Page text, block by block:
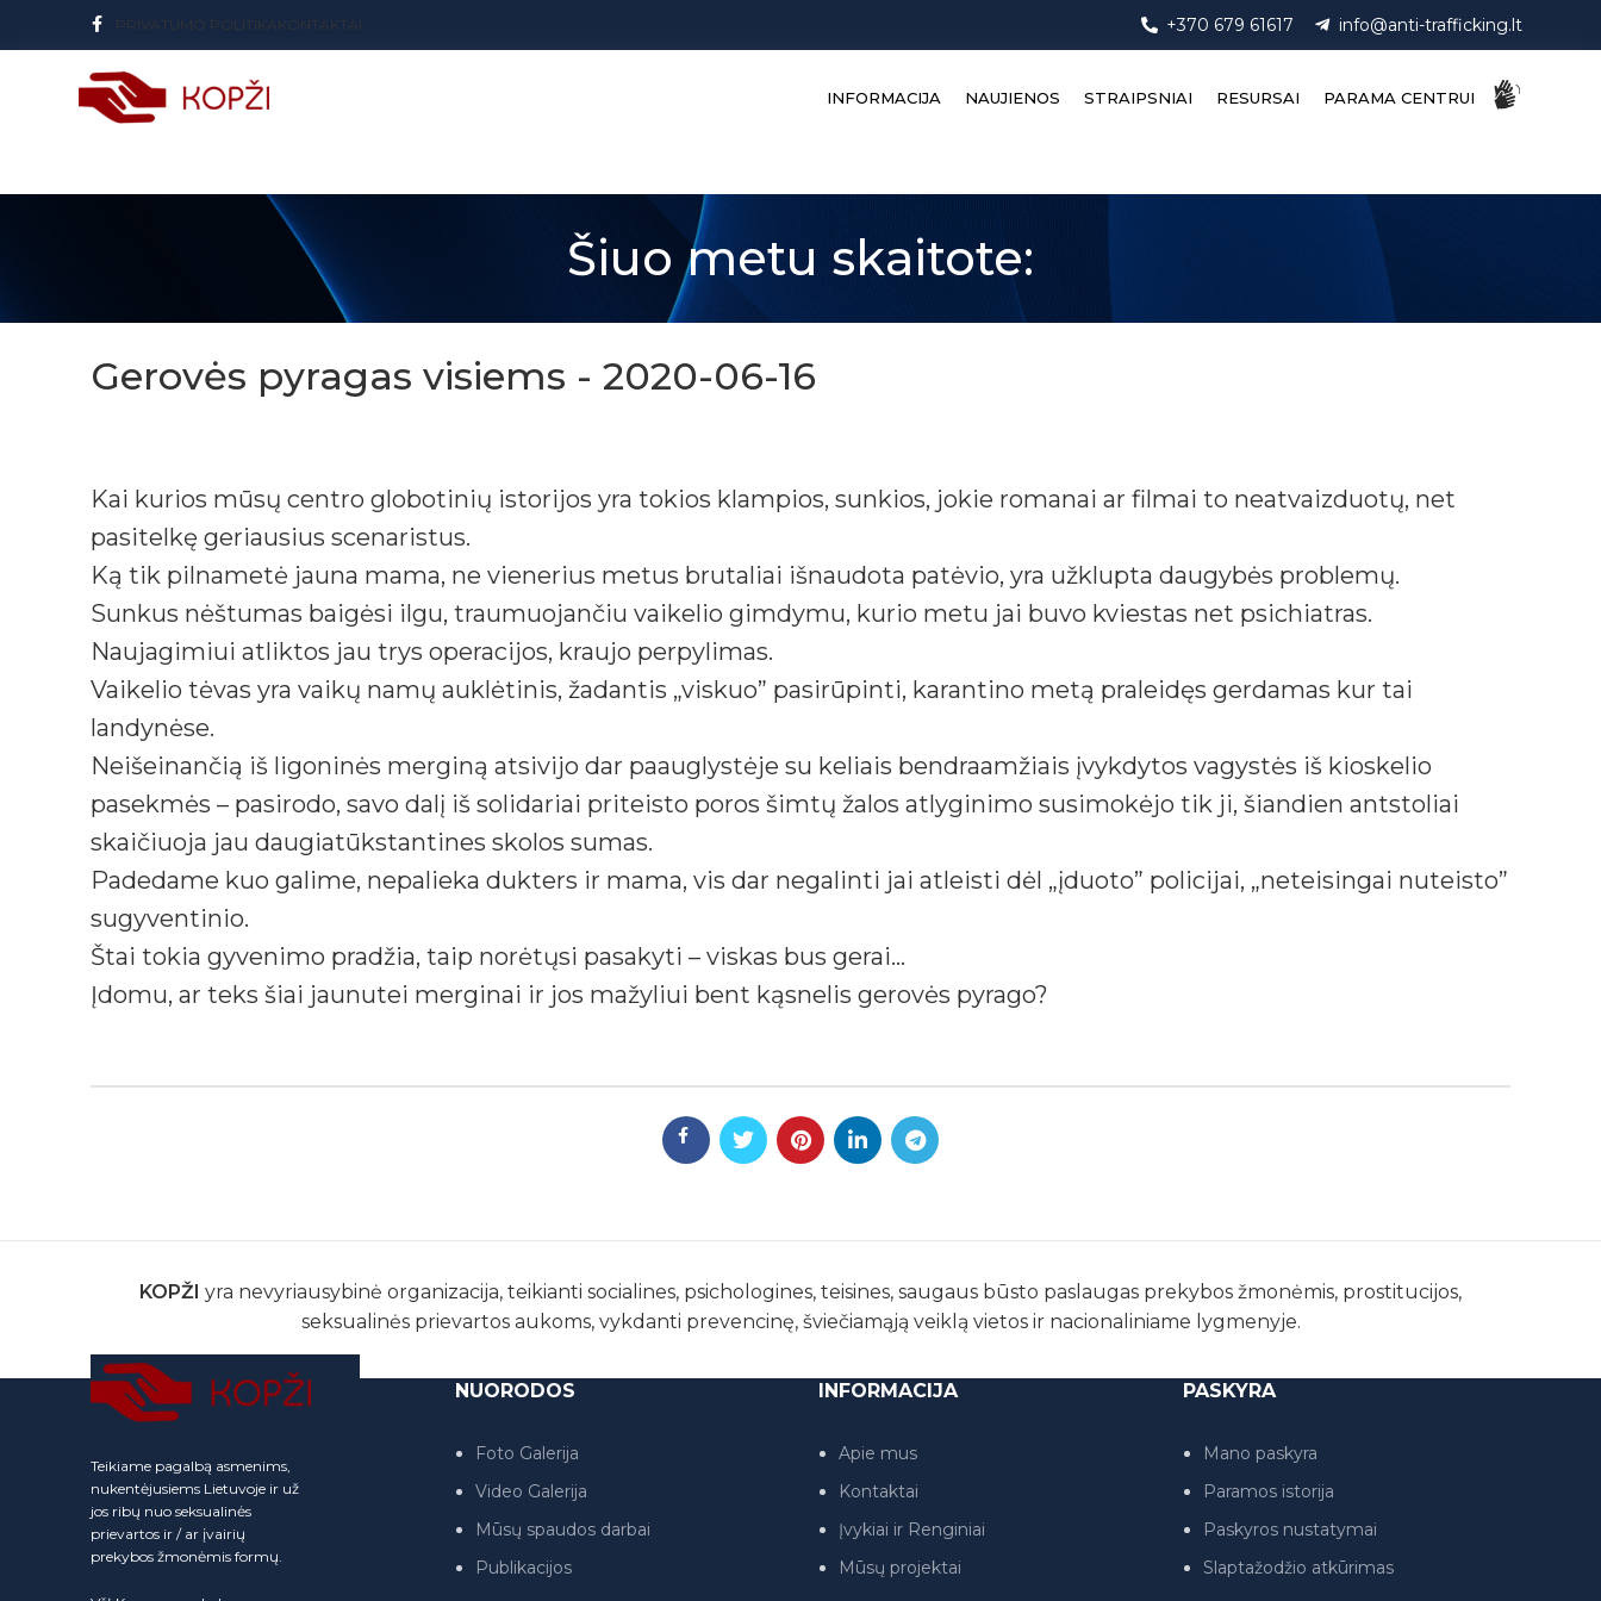
PRIVATUMO POLITIKA KONTAKTAI +370 679 61617 info@anti-trafficking.lt
INFORMACIJA NAUJIENOS STRAIPSNIAI RESURSAI PARAMA CENTRUI
Šiuo metu skaitote:
Gerovės pyragas visiems - 2020-06-16
Kai kurios mūsų centro globotinių istorijos yra tokios klampios, sunkios, jokie romanai ar filmai to neatvaizduotų, net
pasitelkę geriausius scenaristus.
Ką tik pilnametė jauna mama, ne vienerius metus brutaliai išnaudota patėvio, yra užklupta daugybės problemų.
Sunkus nėštumas baigėsi ilgu, traumuojančiu vaikelio gimdymu, kurio metu jai buvo kviestas net psichiatras.
Naujagimiui atliktos jau trys operacijos, kraujo perpylimas.
Vaikelio tėvas yra vaikų namų auklėtinis, žadantis „viskuo” pasirūpinti, karantino metą praleidęs gerdamas kur tai
landynėse.
Neišeinančią iš ligoninės merginą atsivijo dar paauglystėje su keliais bendraamžiais įvykdytos vagystės iš kioskelio
pasekmės – pasirodo, savo dalį iš solidariai priteisto poros šimtų žalos atlyginimo susimokėjo tik ji, šiandien antstoliai
skaičiuoja jau daugiatūkstantines skolos sumas.
Padedame kuo galime, nepalieka dukters ir mama, vis dar negalinti jai atleisti dėl „įduoto” policijai, „neteisingai nuteisto”
sugyventinio.
Štai tokia gyvenimo pradžia, taip norėtųsi pasakyti – viskas bus gerai…
Įdomu, ar teks šiai jaunutei merginai ir jos mažyliui bent kąsnelis gerovės pyrago?
KOPŽI yra nevyriausybinė organizacija, teikianti socialines, psichologines, teisines, saugaus būsto paslaugas prekybos žmonėmis, prostitucijos,
seksualinės prievartos aukoms, vykdanti prevencinę, šviečiamąją veiklą vietos ir nacionaliniame lygmenyje.
Teikiame pagalbą asmenims,
nukentėjusiems Lietuvoje ir už
jos ribų nuo seksualinės
prievartos ir / ar įvairių
prekybos žmonėmis formų.
NUORODOS
Foto Galerija
Video Galerija
Mūsų spaudos darbai
Publikacijos
INFORMACIJA
Apie mus
Kontaktai
Įvykiai ir Renginiai
Mūsų projektai
PASKYRA
Mano paskyra
Paramos istorija
Paskyros nustatymai
Slaptažodžio atkūrimas